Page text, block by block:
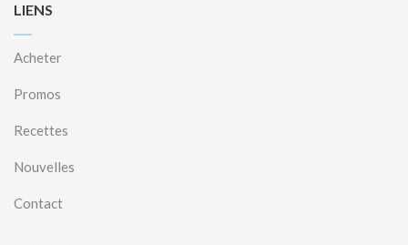
LIENS
Acheter
Promos
Recettes
Nouvelles
Contact